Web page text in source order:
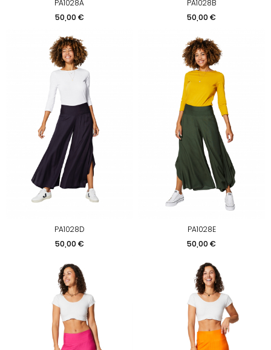
PA1028A
Prix
50,00 €
PA1028B
Prix
50,00 €
PA1028D
Prix
50,00 €
PA1028E
Prix
50,00 €